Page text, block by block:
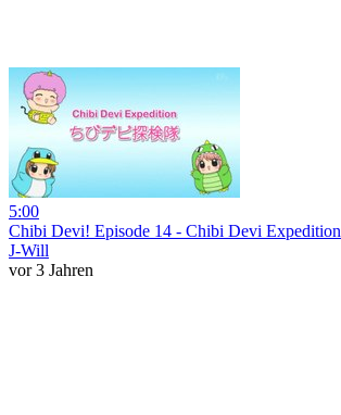
5:00
Chibi Devi! Episode 14 - Chibi Devi Expedition
J-Will
vor 3 Jahren